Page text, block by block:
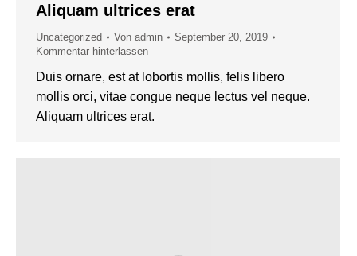
Aliquam ultrices erat
Uncategorized Von admin
September 20, 2019
Kommentar hinterlassen
Duis ornare, est at lobortis mollis, felis libero
mollis orci, vitae congue neque lectus vel neque.
Aliquam ultrices erat.